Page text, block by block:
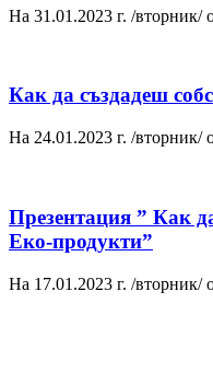
На 31.01.2023 г. /вторник/
Как да създадеш
На 24.01.2023 г. /вторник/
Презентация ” Как
Еко-продукти”
На 17.01.2023 г. /вторник/